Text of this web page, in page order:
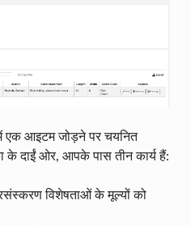
एक आइटम जोड़ने पर चयनित
के दाईं ओर, आपके पास तीन कार्य हैं:
विशेषताओं के मूल्यों को